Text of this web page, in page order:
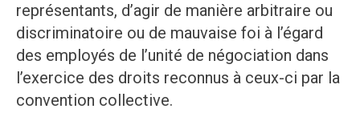
représentants, d’agir de manière arbitraire ou
discriminatoire ou de mauvaise foi à l’égard
des employés de l’unité de négociation dans
l’exercice des droits reconnus à ceux-ci par la
convention collective.